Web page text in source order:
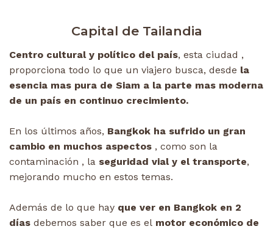
Capital de Tailandia
Centro cultural y político del país, esta ciudad ,
proporciona todo lo que un viajero busca, desde la
esencia mas pura de Siam a la parte mas moderna
de un país en continuo crecimiento.
En los últimos años, Bangkok ha sufrido un gran
cambio en muchos aspectos , como son la
contaminación , la seguridad vial y el transporte,
mejorando mucho en estos temas.
Además de lo que hay que ver en Bangkok en 2
días debemos saber que es el motor económico de